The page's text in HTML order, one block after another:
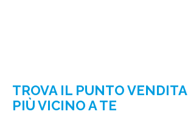
TROVA IL PUNTO VENDITA
PIÙ VICINO A TE